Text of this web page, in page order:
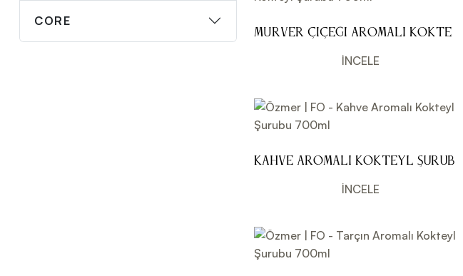
CORE
Mürver Çiçeği Aromalı Kokteyl
İNCELE
Kahve Aromalı Kokteyl Şurubu
İNCELE